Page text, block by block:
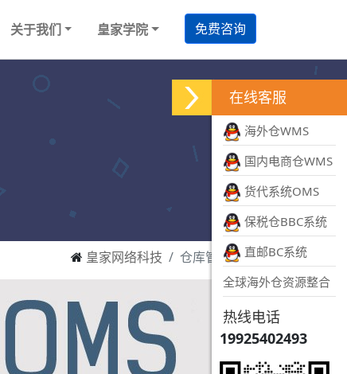
关于我们 皇家学院 免费咨询
皇家网络科技 仓库管理软件
在线客服
海外仓WMS
国内电商仓WMS
货代系统OMS
保税仓BBC系统
直邮BC系统
全球海外仓资源整合
热线电话
19925402493